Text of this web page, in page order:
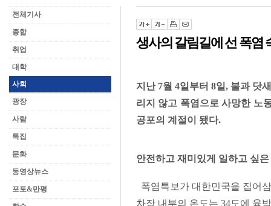
전체기사
종합
취업
대학
사회
광장
사람
특집
문화
동영상뉴스
포토&만평
생사의 갈림길에 선 폭염
지난 7월 4일부터 8일, 불과 닷
리지 않고 폭염으로 사망한 노
공포의 계절이 됐다.
안전하고 재미있게 일하고 싶은
폭염특보가 대한민국을 집어
차장 내부의 온도는 34도에 육